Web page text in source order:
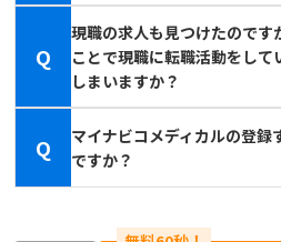
Q
現職の求人も見つけたのです
ことで現職に転職活動をして
しまいますか？
Q
マイナビコメディカルの登録
ですか？